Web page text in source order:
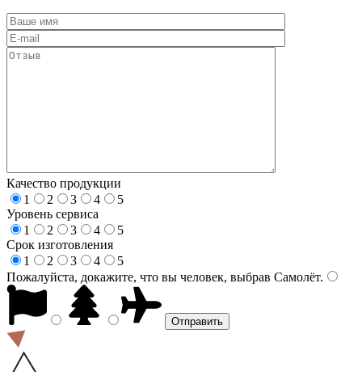
Качество продукции
1
2 3 4
5
Уровень сервиса
1
2 3 4
5
Срок изготовления
1
2 3 4
5
Пожалуйста, докажите, что вы человек, выбрав Самолёт.